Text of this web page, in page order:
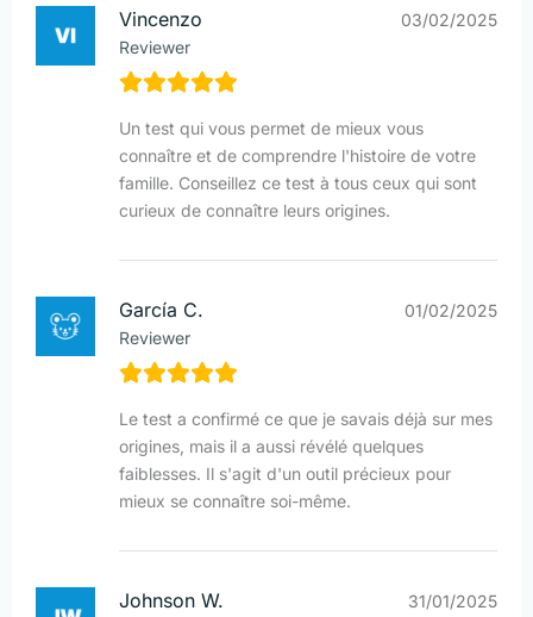
Vincenzo
Reviewer
03/02/2025
Un test qui vous permet de mieux vous
connaître et de comprendre l'histoire de votre
famille. Conseillez ce test à tous ceux qui sont
curieux de connaître leurs origines.
García C.
Reviewer
01/02/2025
Le test a confirmé ce que je savais déjà sur mes
origines, mais il a aussi révélé quelques
faiblesses. Il s'agit d'un outil précieux pour
mieux se connaître soi-même.
Johnson W. 31/01/2025